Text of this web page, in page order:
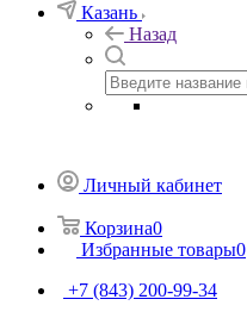
Казань
Назад
Личный кабинет
Корзина0
Избранные товары0
+7 (843) 200-99-34